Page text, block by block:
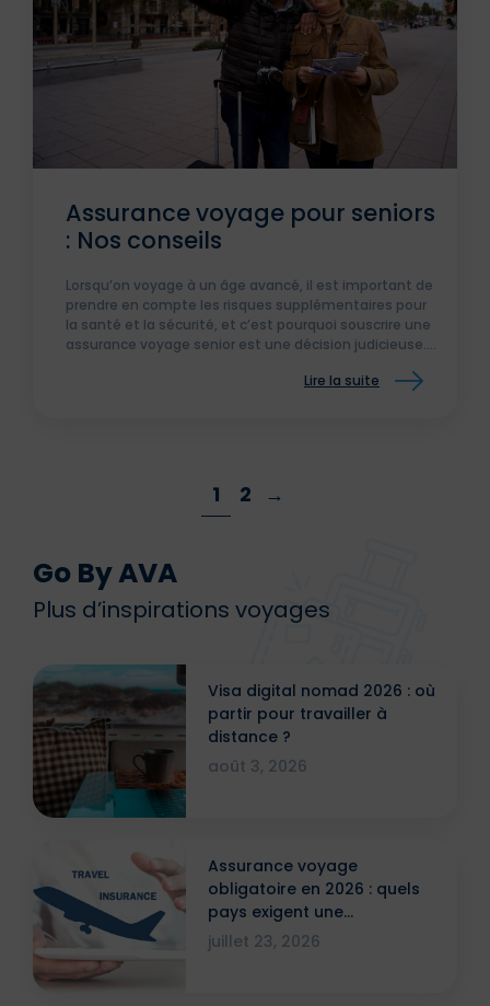
Assurance voyage pour seniors
: Nos conseils
Lorsqu’on voyage à un âge avancé, il est important de
prendre en compte les risques supplémentaires pour
la santé et la sécurité, et c’est pourquoi souscrire une
assurance voyage senior est une décision judicieuse.
Lire la suite
1 2 →
Go By AVA
Plus d’inspirations voyages
Visa digital nomad 2026 : où
partir pour travailler à
distance ?
août 3, 2026
Assurance voyage
obligatoire en 2026 : quels
pays exigent une
attestation ?
juillet 23, 2026